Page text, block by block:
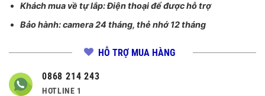
Khách mua về tự lắp: Điện thoại để được hỗ trợ
Bảo hành: camera 24 tháng, thẻ nhớ 12 tháng
HỖ TRỢ MUA HÀNG
0868 214 243
HOTLINE 1